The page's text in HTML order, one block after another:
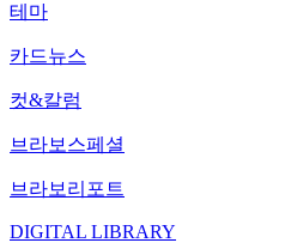
테마
카드뉴스
컷&칼럼
브라보스페셜
브라보리포트
DIGITAL LIBRARY